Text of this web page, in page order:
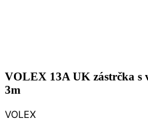
VOLEX 13A UK zástrčka s
3m
VOLEX